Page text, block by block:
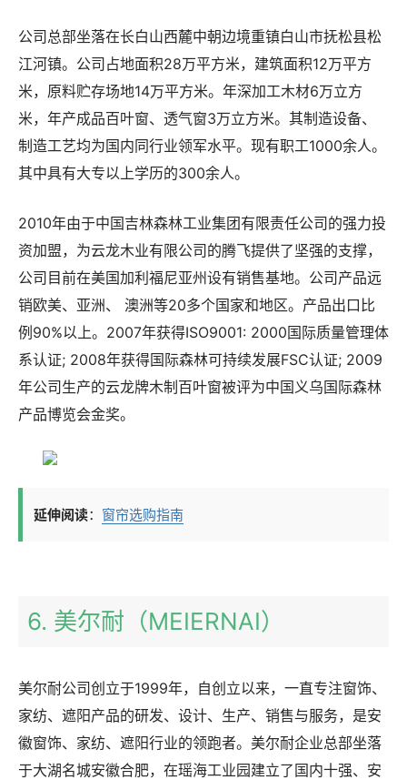
公司总部坐落在长白山西麓中朝边境重镇白山市抚松县松
江河镇。公司占地面积28万平方米，建筑面积12万平方
米，原料贮存场地14万平方米。年深加工木材6万立方
米，年产成品百叶窗、透气窗3万立方米。其制造设备、
制造工艺均为国内同行业领军水平。现有职工1000余人。
其中具有大专以上学历的300余人。
2010年由于中国吉林森林工业集团有限责任公司的强力投
资加盟，为云龙木业有限公司的腾飞提供了坚强的支撑，
公司目前在美国加利福尼亚州设有销售基地。公司产品远
销欧美、亚洲、 澳洲等20多个国家和地区。产品出口比
例90%以上。2007年获得ISO9001: 2000国际质量管理体
系认证; 2008年获得国际森林可持续发展FSC认证; 2009
年公司生产的云龙牌木制百叶窗被评为中国义乌国际森林
产品博览会金奖。
延伸阅读： 窗帘选购指南
6. 美尔耐（MEIERNAI）
美尔耐公司创立于1999年，自创立以来，一直专注窗饰、
家纺、遮阳产品的研发、设计、生产、销售与服务，是安
徽窗饰、家纺、遮阳行业的领跑者。美尔耐企业总部坐落
于大湖名城安徽合肥，在瑶海工业园建立了国内十强、安